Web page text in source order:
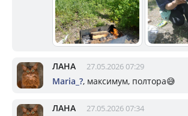
ЛАНА 27.05.2026 07:29
Mariа_?, максимум, полтора😅
ЛАНА 27.05.2026 07:34